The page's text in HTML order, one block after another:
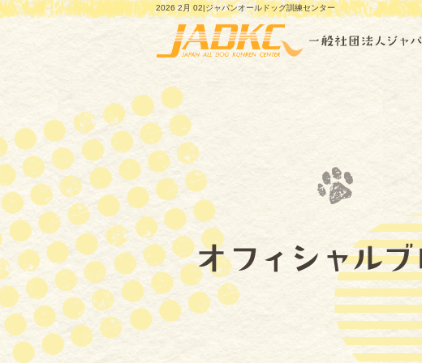
2026 2月 02|ジャパンオールドッグ訓練センター